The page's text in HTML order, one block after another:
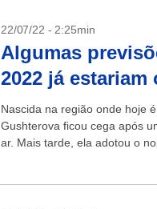
22/07/22 - 2:25min
Algumas
2022 já estariam
Nascida na região onde hoje
Gushterova ficou cega após
ar. Mais tarde, ela adotou o